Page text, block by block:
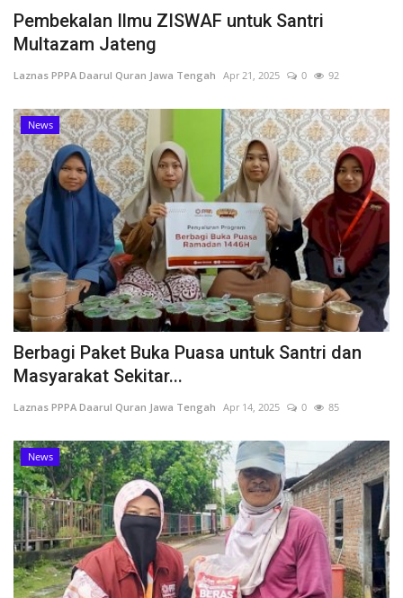
Pembekalan Ilmu ZISWAF untuk Santri
Multazam Jateng
Laznas PPPA Daarul Quran Jawa Tengah Apr 21, 2025 0 92
News
Berbagi Paket Buka Puasa untuk Santri dan
Masyarakat Sekitar...
Laznas PPPA Daarul Quran Jawa Tengah Apr 14, 2025 0 85
News